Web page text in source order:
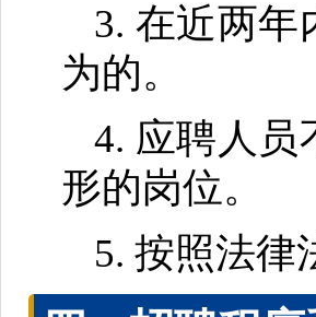
3. 在近两
为的。
4. 应聘人
形的岗位。
5. 按照法律